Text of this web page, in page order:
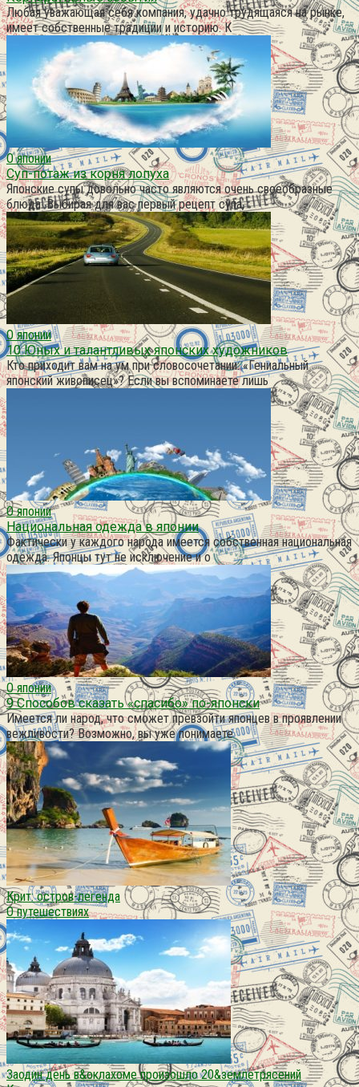
Любая уважающая себя компания, удачно трудящаяся на рынке,
имеет собственные традиции и историю. К
О японии
Суп-потаж из корня лопуха
Японские супы довольно часто являются очень своеобразные
блюда. Выбирая для вас первый рецепт супа,
О японии
10 Юных и талантливых японских художников
Кто приходит вам на ум при словосочетании: «Гениальный
японский живописец»? Если вы вспоминаете лишь
О японии
Национальная одежда в японии
Фактически у каждого народа имеется собственная национальная
одежда. Японцы тут не исключение и о
О японии
9 Способов сказать «спасибо» по-японски
Имеется ли народ, что сможет превзойти японцев в проявлении
вежливости? Возможно, вы уже понимаете
Крит: остров-легенда
О путешествиях
Заодин день в&оклахоме произошло 20&землетрясений